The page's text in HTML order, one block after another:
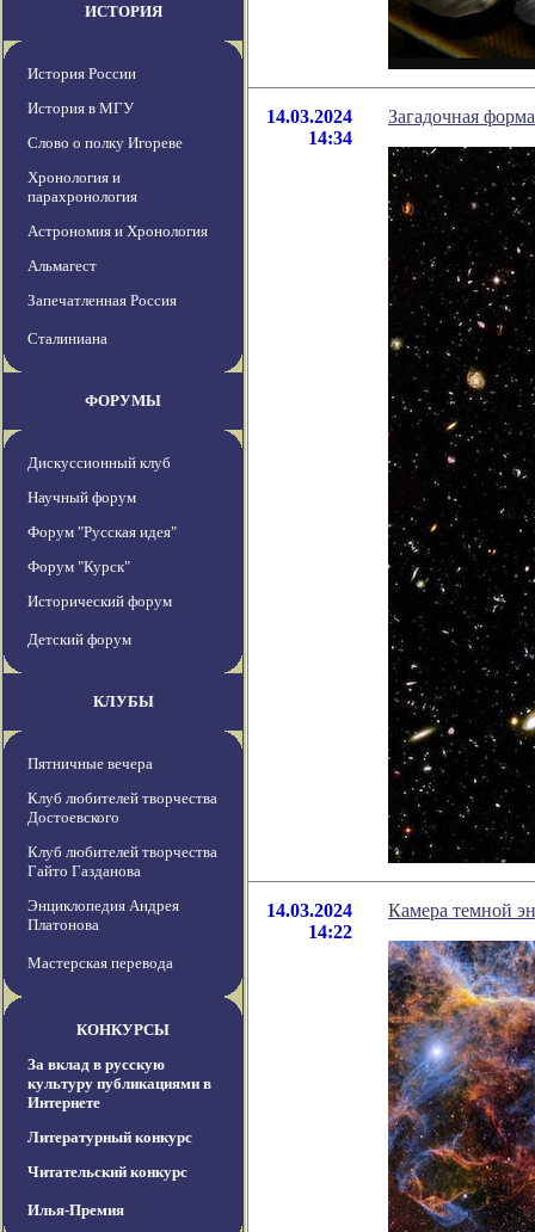
ИСТОРИЯ
История России
История в МГУ
Слово о полку Игореве
Хронология и
парахронология
Астрономия и Хронология
Альмагест
Запечатленная Россия
Сталиниана
ФОРУМЫ
Дискуссионный клуб
Научный форум
Форум "Русская идея"
Форум "Курск"
Исторический форум
Детский форум
КЛУБЫ
Пятничные вечера
Клуб любителей творчества
Достоевского
Клуб любителей творчества
Гайто Газданова
Энциклопедия Андрея
Платонова
Мастерская перевода
КОНКУРСЫ
За вклад в русскую
культуру публикациями в
Интернете
Литературный конкурс
Читательский конкурс
Илья-Премия
14.03.2024
14:34
Загадочная
14.03.2024
14:22
Камера темной